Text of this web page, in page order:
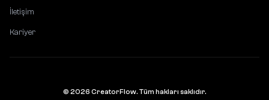
İletişim
Kariyer
© 2026 CreatorFlow. Tüm hakları saklıdır.